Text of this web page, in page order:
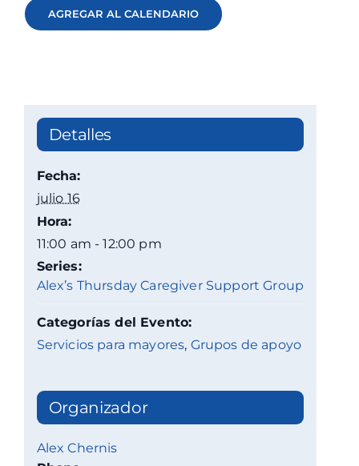
AGREGAR AL CALENDARIO
Detalles
Fecha:
julio 16
Hora:
11:00 am - 12:00 pm
Series:
Alex’s Thursday Caregiver Support Group
Categorías del Evento:
Servicios para mayores, Grupos de apoyo
Organizador
Alex Chernis